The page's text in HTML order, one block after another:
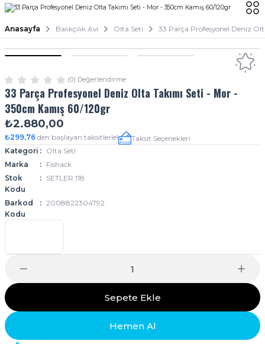
Anasayfa Balıkçılık Avı Olta Seti 33 Parça Profesyonel Deniz
(0) Değerlendirme
33 Parça Profesyonel Deniz Olta Takımı Seti - Mor -
350cm Kamış 60/120gr
₺2.880,00
₺299,76 den başlayan taksitlerle!
Taksit Seçenekleri
Kategori
Olta Seti
Marka
Fishack
Stok
Kodu
SETLER.118
Barkod
Kodu
2008822304792
Sepete Ekle
Hemen Al